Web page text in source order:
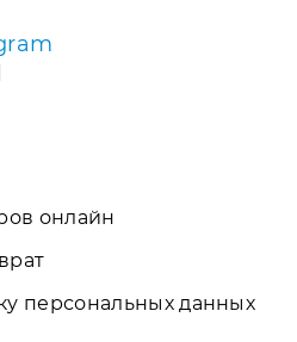
онлайн
персональных данных